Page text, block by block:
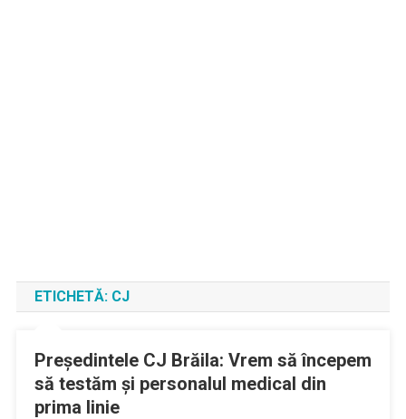
ETICHETĂ: CJ
Preşedintele CJ Brăila: Vrem să începem
să testăm şi personalul medical din
prima linie